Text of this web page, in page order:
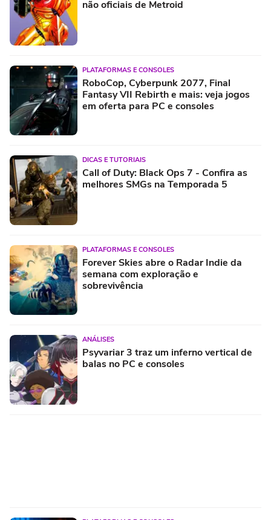
não oficiais de Metroid
PLATAFORMAS E CONSOLES
RoboCop, Cyberpunk 2077, Final
Fantasy VII Rebirth e mais: veja jogos
em oferta para PC e consoles
DICAS E TUTORIAIS
Call of Duty: Black Ops 7 - Confira as
melhores SMGs na Temporada 5
PLATAFORMAS E CONSOLES
Forever Skies abre o Radar Indie da
semana com exploração e
sobrevivência
ANÁLISES
Psyvariar 3 traz um inferno vertical de
balas no PC e consoles